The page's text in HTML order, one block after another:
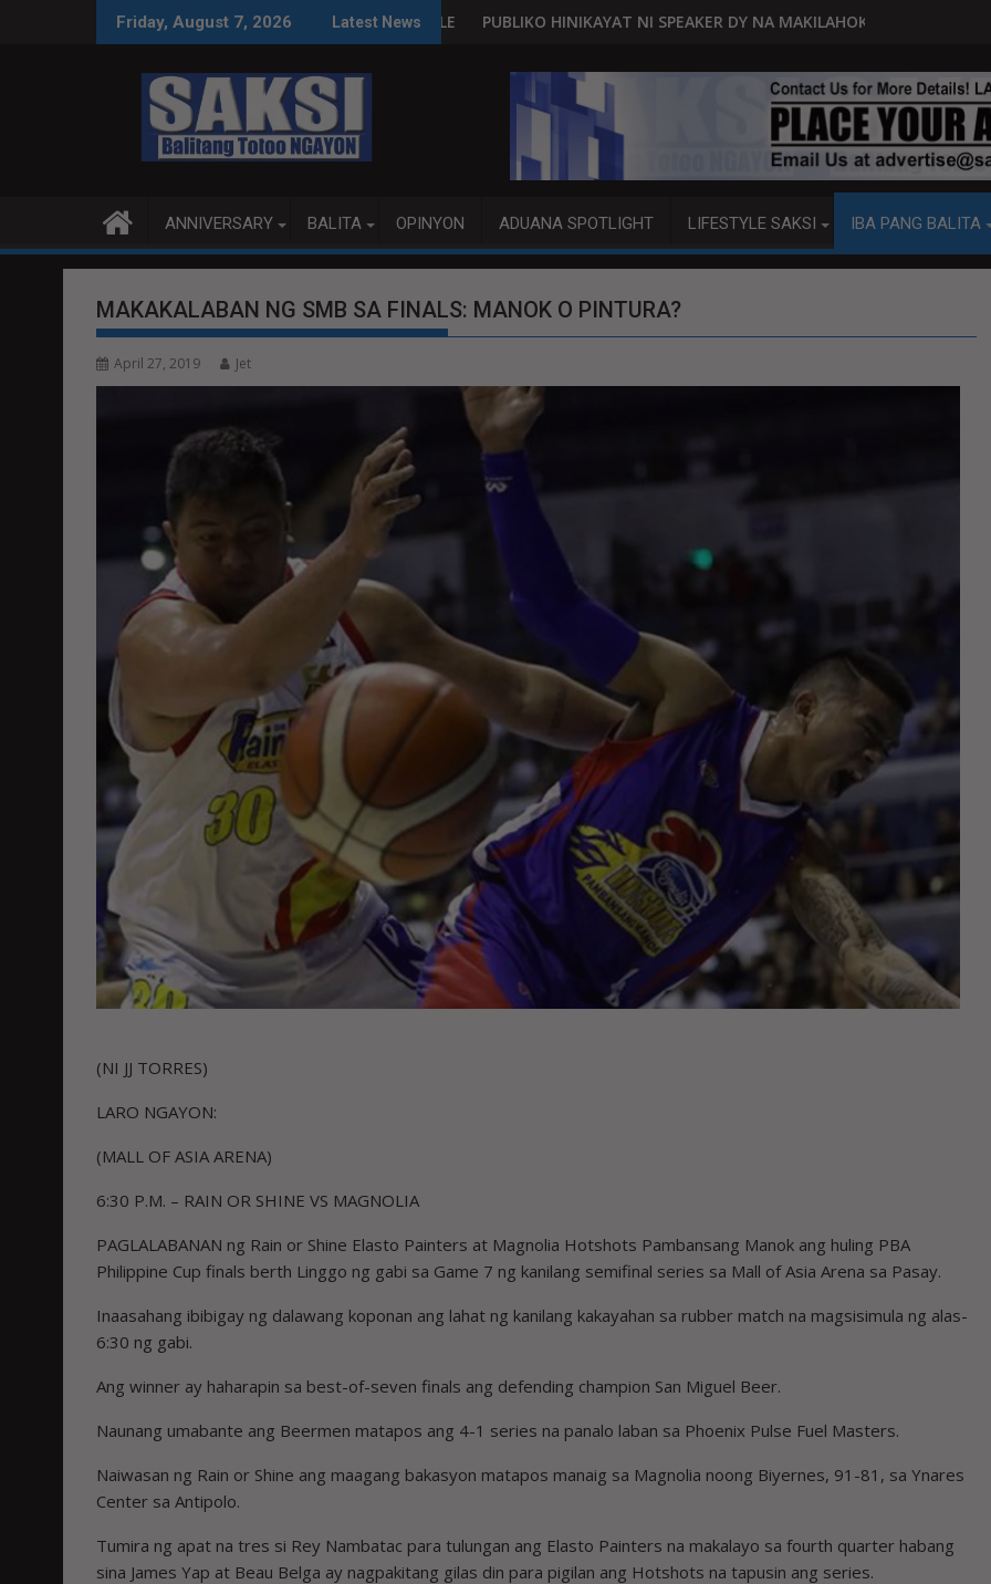
Friday, August 7, 2026 Latest News
WPS O MAGBITIW
NA SUSPENDIHIN IMPLEMENTASYON NG RPVARAPUBLIKO HINIKAYAT NI SPEAKER DY NA MAKILAHOK SA PAGBUO NG MGA BATAS
MALACAÑANG PINAAARAL NA SA
ANNIVERSARY BALITA OPINYON ADUANA SPOTLIGHT LIFESTYLE SAKSI IBA PANG BALITA
MAKAKALABAN NG SMB SA FINALS: MANOK O PINTURA?
April 27, 2019 Jet
(NI JJ TORRES)
LARO NGAYON:
(MALL OF ASIA ARENA)
6:30 P.M. – RAIN OR SHINE VS MAGNOLIA
PAGLALABANAN ng Rain or Shine Elasto Painters at Magnolia Hotshots Pambansang Manok ang huling PBA
Philippine Cup finals berth Linggo ng gabi sa Game 7 ng kanilang semifinal series sa Mall of Asia Arena sa Pasay.
Inaasahang ibibigay ng dalawang koponan ang lahat ng kanilang kakayahan sa rubber match na magsisimula ng alas-
6:30 ng gabi.
Ang winner ay haharapin sa best-of-seven finals ang defending champion San Miguel Beer.
Naunang umabante ang Beermen matapos ang 4-1 series na panalo laban sa Phoenix Pulse Fuel Masters.
Naiwasan ng Rain or Shine ang maagang bakasyon matapos manaig sa Magnolia noong Biyernes, 91-81, sa Ynares
Center sa Antipolo.
Tumira ng apat na tres si Rey Nambatac para tulungan ang Elasto Painters na makalayo sa fourth quarter habang
sina James Yap at Beau Belga ay nagpakitang gilas din para pigilan ang Hotshots na tapusin ang series.